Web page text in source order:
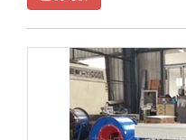
装在风道上，而中温型、高温型